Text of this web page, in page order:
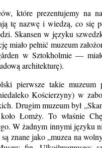
które prezentujemy na
tę nazwę i wiedzą, co się
Skansen w języku
miało pełnić muzeum
w Sztokholmie —
architekturę).
pierwsze takie
Kościerzyny) w
Drugim muzeum był
Łomży. To właśnie
W żadnym innymi języku
znane jako „muzea na